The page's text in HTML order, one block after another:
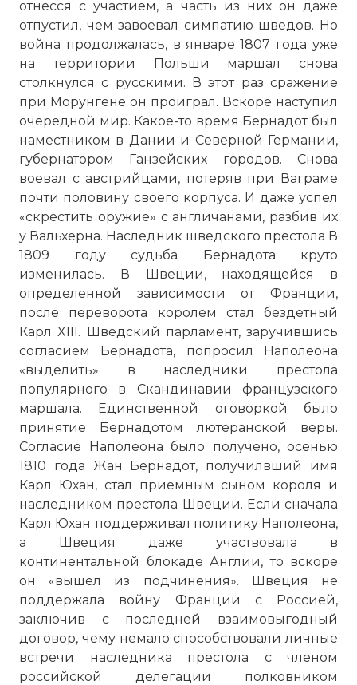
отнесся с участием, а часть из них он даже
отпустил, чем завоевал симпатию шведов. Но
война продолжалась, в январе 1807 года уже
на территории Польши маршал снова
столкнулся с русскими. В этот раз сражение
при Морунгене он проиграл. Вскоре наступил
очередной мир. Какое-то время Бернадот был
наместником в Дании и Северной Германии,
губернатором Ганзейских городов. Снова
воевал с австрийцами, потеряв при Ваграме
почти половину своего корпуса. И даже успел
«скрестить оружие» с англичанами, разбив их
у Вальхерна. Наследник шведского престола В
1809 году судьба Бернадота круто
изменилась. В Швеции, находящейся в
определенной зависимости от Франции,
после переворота королем стал бездетный
Карл XIII. Шведский парламент, заручившись
согласием Бернадота, попросил Наполеона
«выделить» в наследники престола
популярного в Скандинавии французского
маршала. Единственной оговоркой было
принятие Бернадотом лютеранской веры.
Согласие Наполеона было получено, осенью
1810 года Жан Бернадот, получилвший имя
Карл Юхан, стал приемным сыном короля и
наследником престола Швеции. Если сначала
Карл Юхан поддерживал политику Наполеона,
а Швеция даже участвовала в
континентальной блокаде Англии, то вскоре
он «вышел из подчинения». Швеция не
поддержала войну Франции с Россией,
заключив с последней взаимовыгодный
договор, чему немало способствовали личные
встречи наследника престола с членом
российской делегации полковником